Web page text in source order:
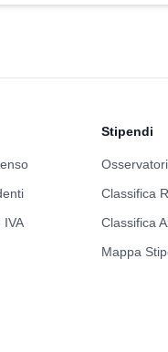
IVA
Stipendi
Classifica
Classifica
Mappa